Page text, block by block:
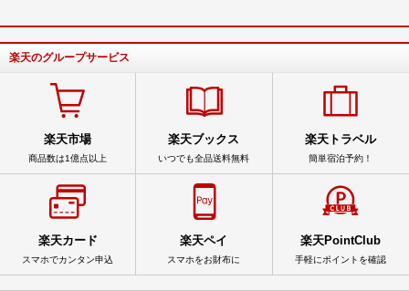
楽天のグループサービス
楽天市場
商品数は1億点以上
楽天ブックス
いつでも全品送料無料
楽天トラベル
簡単宿泊予約！
楽天カード
スマホでカンタン申込
楽天ペイ
スマホをお財布に
楽天PointClub
手軽にポイントを確認